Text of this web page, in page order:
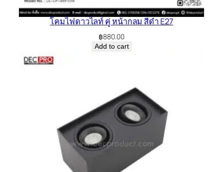
โคมไฟดาวไลท์ คู่ หน้ากลม สีดำ E27
฿880.00
Add to cart